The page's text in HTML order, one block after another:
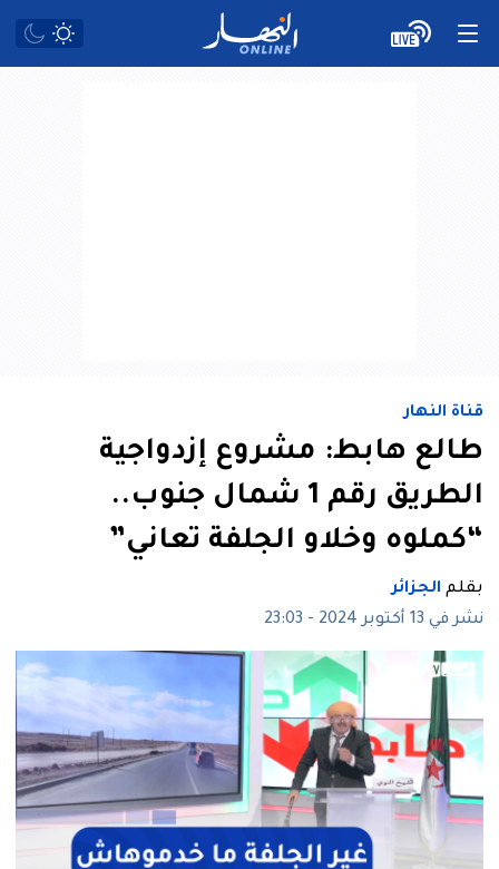
قناة النهار
طالع هابط: مشروع إزدواجية
الطريق رقم 1 شمال جنوب..
“كملوه وخلاو الجلفة تعاني”
بقلم الجزائر
نشر في 13 أكتوبر 2024 - 23:03